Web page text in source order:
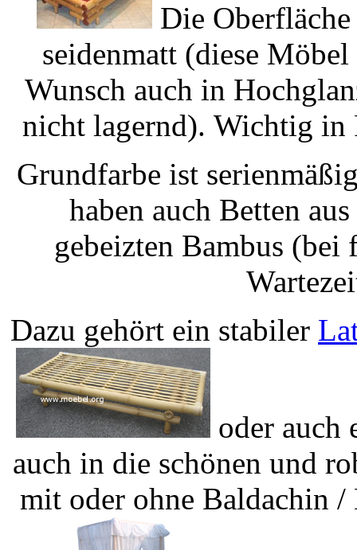
Die
seidenmatt (diese
Wunsch auch in
nicht lagernd). Wichtig
Grundfarbe ist
haben auch Betten
gebeizten Bambus
Dazu gehört ein stabiler
oder auch
auch in die schönen und
mit oder ohne Baldachin